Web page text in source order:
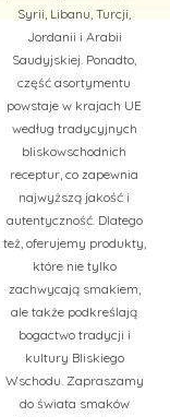
Syrii, Libanu, Turcji,
Jordanii i Arabii
Saudyjskiej. Ponadto,
część asortymentu
powstaje w krajach UE
według tradycyjnych
bliskowschodnich
receptur, co zapewnia
najwyższą jakość i
autentyczność. Dlatego
też, oferujemy produkty,
które nie tylko
zachwycają smakiem,
ale także podkreślają
bogactwo tradycji i
kultury Bliskiego
Wschodu. Zapraszamy
do świata smaków